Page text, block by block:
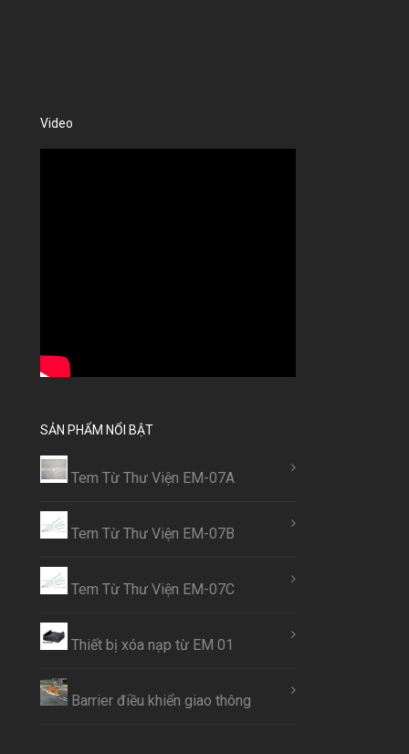
Video
SẢN PHẨM NỔI BẬT
Tem Từ Thư Viện EM-07A
Tem Từ Thư Viện EM-07B
Tem Từ Thư Viện EM-07C
Thiết bị xóa nạp từ EM 01
Barrier điều khiển giao thông